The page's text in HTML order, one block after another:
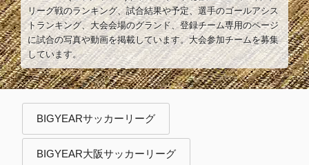
リーグ戦のランキング、試合結果や予定、選手のゴールアシス
トランキング、大会会場のグランド、登録チーム専用のページ
に試合の写真や動画を掲載しています。大会参加チームを募集
しています。
BIGYEARサッカーリーグ
BIGYEAR大阪サッカーリーグ